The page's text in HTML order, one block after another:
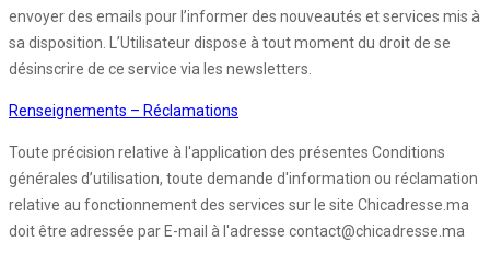
envoyer des emails pour l’informer des nouveautés et services mis à
sa disposition. L’Utilisateur dispose à tout moment du droit de se
désinscrire de ce service via les newsletters.
Renseignements – Réclamations
Toute précision relative à l'application des présentes Conditions
générales d’utilisation, toute demande d'information ou réclamation
relative au fonctionnement des services sur le site Chicadresse.ma
doit être adressée par E-mail à l'adresse contact@chicadresse.ma